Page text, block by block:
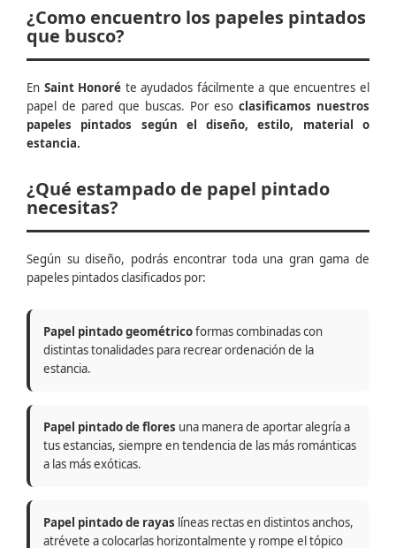
¿Como encuentro los papeles pintados
que busco?
En Saint Honoré te ayudados fácilmente a que encuentres el
papel de pared que buscas. Por eso clasificamos nuestros
papeles pintados según el diseño, estilo, material o
estancia.
¿Qué estampado de papel pintado
necesitas?
Según su diseño, podrás encontrar toda una gran gama de
papeles pintados clasificados por:
Papel pintado geométricoformas combinadas con
distintas tonalidades para recrear ordenación de la
estancia.
Papel pintado de flores una manera de aportar alegría a
tus estancias, siempre en tendencia de las más románticas
a las más exóticas.
Papel pintado de rayas líneas rectas en distintos anchos,
atrévete a colocarlas horizontalmente y rompe el tópico